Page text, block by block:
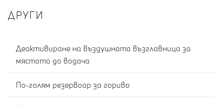
ДРУГИ
Деактивиране на въздушната възглавница за
мястото до водача
По-голям резервоар за гориво